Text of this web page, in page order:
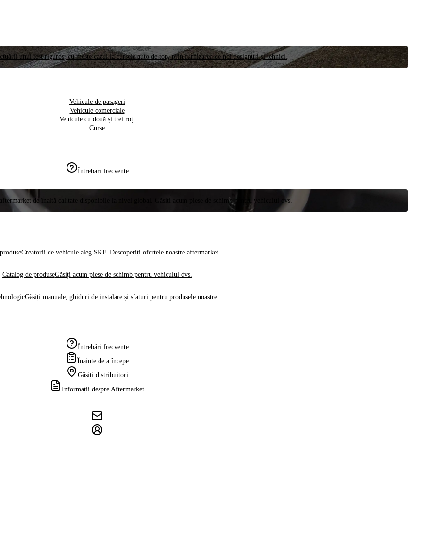
unui test riguros, cu meste cazul la cursele auto de top, prin furnizarea de noi designuri și tehnici.
Vehicule de pasageri
Vehicule comerciale
Vehicule cu două și trei roți
Curse
Întrebări frecvente
de înaltă calitate disponibile la nivel global. Găsiți acum piese de schimb pentru vehiculul dvs.
Creatorii de vehicule aleg SKF. Descoperiți ofertele noastre aftermarket.
Catalog de produseGăsiți acum piese de schimb pentru vehiculul dvs.
Găsiți manuale, ghiduri de instalare și sfaturi pentru produsele noastre.
Întrebări frecvente
Înainte de a începe
Găsiți distribuitori
Informații despre Aftermarket